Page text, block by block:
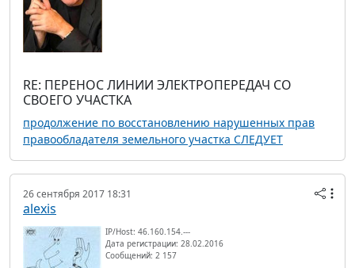
RE: ПЕРЕНОС ЛИНИИ ЭЛЕКТРОПЕРЕДАЧ СО
СВОЕГО УЧАСТКА
продолжение по восстановлению нарушенных прав
правообладателя земельного участка СЛЕДУЕТ
26 сентября 2017 18:31
alexis
IP/Host: 46.160.154.---
Дата регистрации: 28.02.2016
Сообщений: 2 157